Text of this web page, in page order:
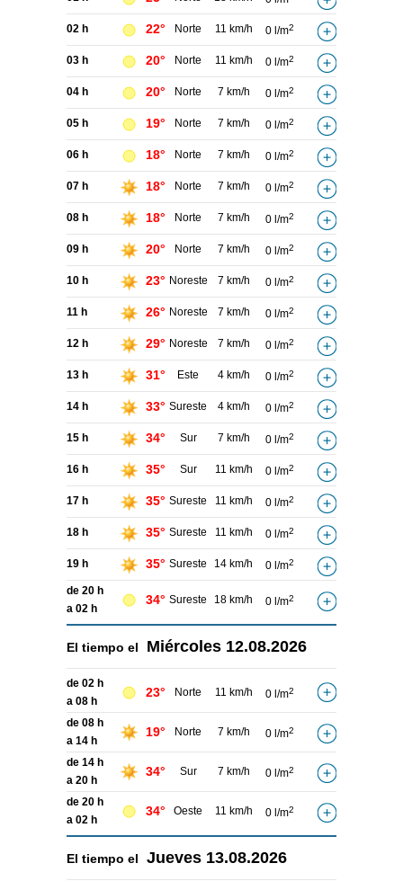
02 h 22° Norte 11 km/h 0 l/m2
03 h 20° Norte 11 km/h 0 l/m2
04 h 20° Norte 7 km/h 0 l/m2
05 h 19° Norte 7 km/h 0 l/m2
06 h 18° Norte 7 km/h 0 l/m2
07 h 18° Norte 7 km/h 0 l/m2
08 h 18° Norte 7 km/h 0 l/m2
09 h 20° Norte 7 km/h 0 l/m2
10 h 23° Noreste 7 km/h 0 l/m2
11 h 26° Noreste 7 km/h 0 l/m2
12 h 29° Noreste 7 km/h 0 l/m2
13 h 31° Este 4 km/h 0 l/m2
14 h 33° Sureste 4 km/h 0 l/m2
15 h 34° Sur 7 km/h 0 l/m2
16 h 35° Sur 11 km/h 0 l/m2
17 h 35° Sureste 11 km/h 0 l/m2
18 h 35° Sureste 11 km/h 0 l/m2
19 h 35° Sureste 14 km/h 0 l/m2
de 20 h
a 02 h
34° Sureste 18 km/h 0 l/m2
El tiempo el Miércoles 12.08.2026
de 02 h
a 08 h
23° Norte 11 km/h 0 l/m2
de 08 h
a 14 h
19° Norte 7 km/h 0 l/m2
de 14 h
a 20 h
34° Sur 7 km/h 0 l/m2
de 20 h
a 02 h
34° Oeste 11 km/h 0 l/m2
El tiempo el Jueves 13.08.2026